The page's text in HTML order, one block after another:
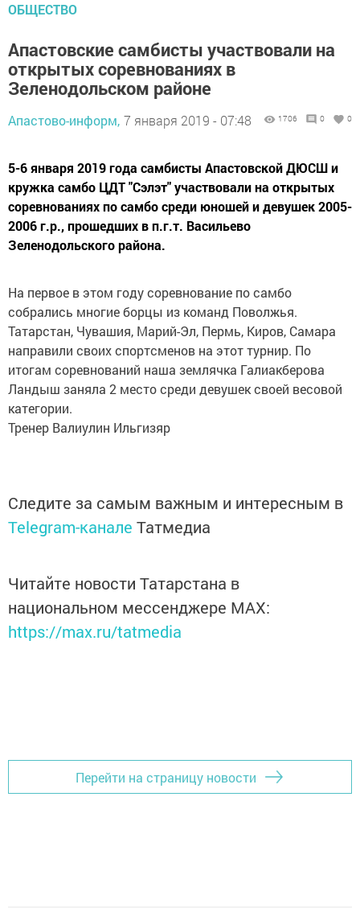
ОБЩЕСТВО
Апастовские самбисты участвовали на
открытых соревнованиях в
Зеленодольском районе
Апастово-информ, 7 января 2019 - 07:48 1706 0 0
5-6 января 2019 года самбисты Апастовской ДЮСШ и
кружка самбо ЦДТ "Сэлэт" участвовали на открытых
соревнованиях по самбо среди юношей и девушек 2005-
2006 г.р., прошедших в п.г.т. Васильево
Зеленодольского района.
На первое в этом году соревнование по самбо
собрались многие борцы из команд Поволжья.
Татарстан, Чувашия, Марий-Эл, Пермь, Киров, Самара
направили своих спортсменов на этот турнир. По
итогам соревнований наша землячка Галиакберова
Ландыш заняла 2 место среди девушек своей весовой
категории.
Тренер Валиулин Ильгизяр
Следите за самым важным и интересным в
Telegram-канале Татмедиа
Читайте новости Татарстана в
национальном мессенджере MАХ:
https://max.ru/tatmedia
Перейти на страницу новости